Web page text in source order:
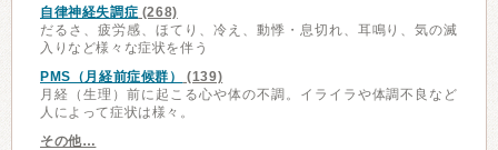
自律神経失調症 (268)
だるさ、疲労感、ほてり、冷え、動悸・息切れ、耳鳴り、気の滅
入りなど様々な症状を伴う
PMS（月経前症候群）
(139)
月経（生理）前に起こる心や体の不調。イライラや体調不良など
人によって症状は様々。
その他…